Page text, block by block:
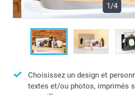
1/4
Choisissez un design et
textes et/ou photos, imprimés